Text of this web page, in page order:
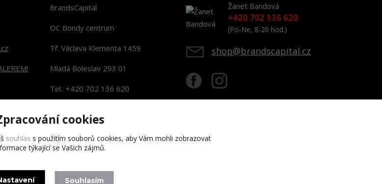
BrandsCapital
OC Bondy centrum
Tř. Václava Klementa 1459
Mladá Boleslav 293 01
Tel.: +420 702 136 620
Žanet Bandová
+420 702 136 620
(Po-Ne, 8-20 hod.)
shop@brandscapital.cz
2020 BrandsCapital s.r.o.
cookies
souhlas s použitím souborů cookies, aby Vám mohli zobrazovat
týkající se Vašich zájmů.
Souhlasím